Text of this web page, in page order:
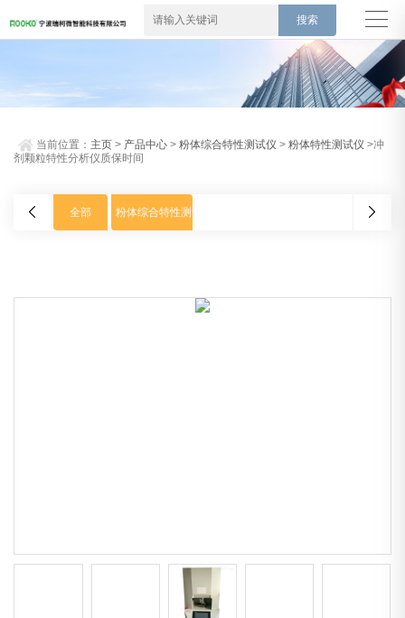
当前位置： 主页 > 产品中心 >粉体综合特性测试仪 >粉体特性测试仪 >冲
剂颗粒特性分析仪质保时间
全部 粉体综合特性测试仪